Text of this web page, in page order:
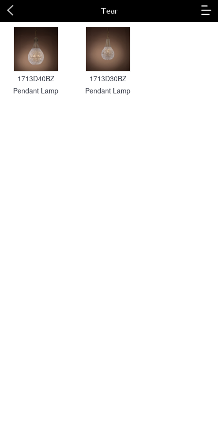
Tear
1713D40BZ
Pendant Lamp
1713D30BZ
Pendant Lamp